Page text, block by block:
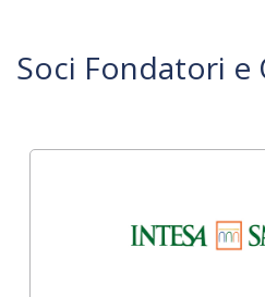
Soci Fondatori e